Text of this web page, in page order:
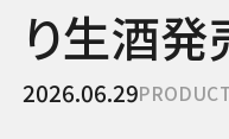
り生酒
2026.06.29